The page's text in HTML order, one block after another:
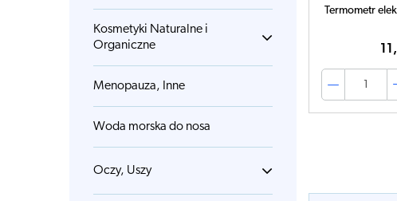
Kosmetyki Naturalne i
Organiczne
Menopauza, Inne
Woda morska do nosa
Oczy, Uszy
Termometr